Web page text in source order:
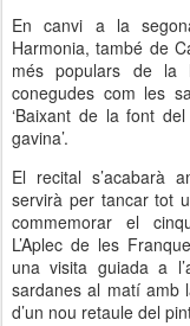
En canvi a la
Harmonia, també de
més populars de la
conegudes com les
‘Baixant de la font
gavina’.
El recital s’acabarà
servirà per tancar tot
commemorar el
L’Aplec de les
una visita guiada a
sardanes al matí amb
d’un nou retaule del